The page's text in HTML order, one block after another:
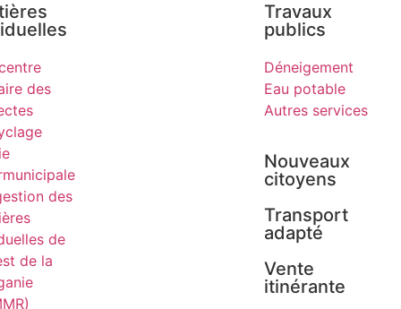
des
des
de
de la
Travaux
publics
Déneigement
Eau potable
Autres services
Nouveaux
citoyens
Transport
adapté
Vente
itinérante